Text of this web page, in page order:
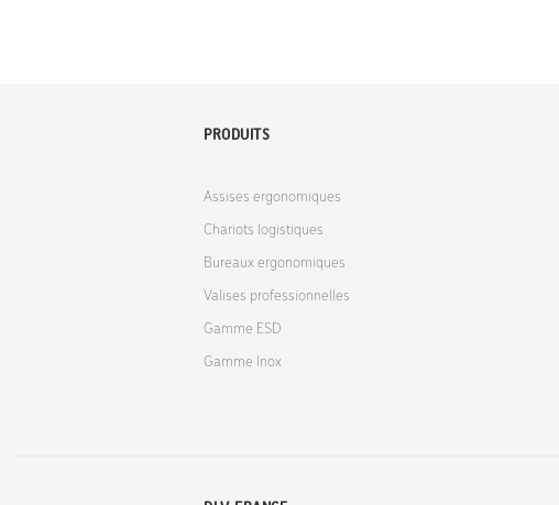
PRODUITS
Assises ergonomiques
Chariots logistiques
Bureaux ergonomiques
Valises professionnelles
Gamme ESD
Gamme Inox